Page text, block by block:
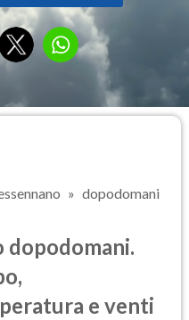
dopodomani
dopodomani.
e venti